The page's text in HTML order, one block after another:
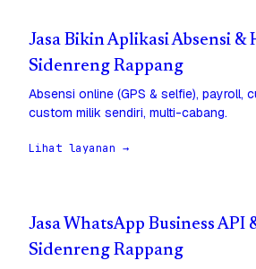
Jasa Bikin Aplikasi Absensi &
Sidenreng Rappang
Absensi online (GPS & selfie), payroll,
custom milik sendiri, multi-cabang.
Lihat layanan →
Jasa WhatsApp Business API
Sidenreng Rappang